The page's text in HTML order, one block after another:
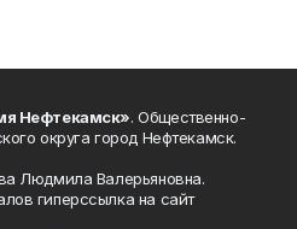
Нефтекамск». Общественно-
округа город Нефтекамск.
Людмила Валерьяновна.
гиперссылка на сайт